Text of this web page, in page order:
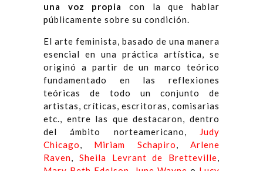
una voz propia
con la que hablar
públicamente sobre su condición.
El arte feminista, basado de una manera
esencial en una práctica artística, se
originó a partir de un marco teórico
fundamentado en las reflexiones
teóricas de todo un conjunto de
artistas, críticas, escritoras, comisarias
etc., entre las que destacaron, dentro
del ámbito norteamericano,
Judy
Chicago, Miriam Schapiro,Arlene
Raven, Sheila Levrant de Bretteville,